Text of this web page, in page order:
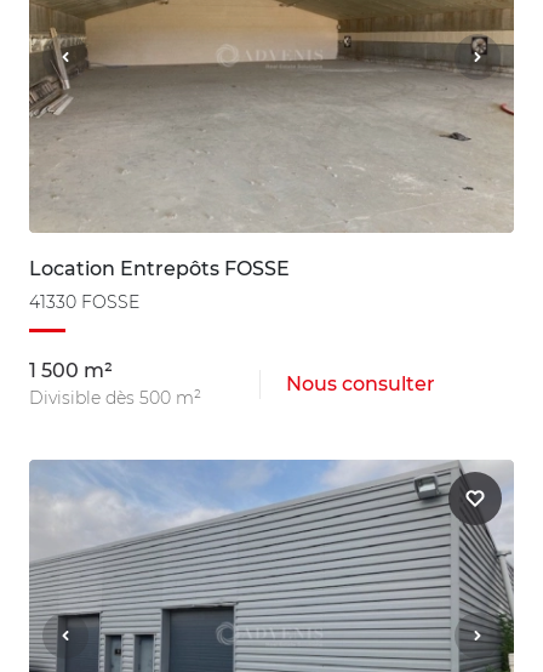
Location Entrepôts FOSSE
41330 FOSSE
1 500 m²
Divisible dès 500 m²
Nous consulter